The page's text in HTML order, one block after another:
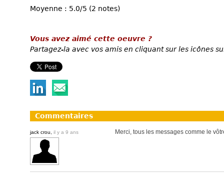
Moyenne : 5.0/5 (2 notes)
Vous avez aimé cette oeuvre ?
Partagez-la avec vos amis en cliquant sur les icônes
Commentaires
jack crou, il y a 9 ans Merci, tous les messages comme le